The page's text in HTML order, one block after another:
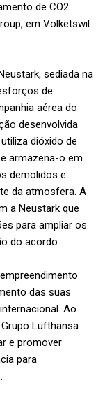
de CO2
em Volketswil.
sediada na
de
aérea do
desenvolvida
dióxido de
armazena-o em
demolidos e
da atmosfera. A
a Neustark que
para ampliar os
do acordo.
das suas
Ao
Lufthansa
e promover
para